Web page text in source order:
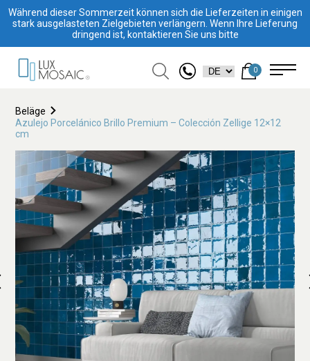
Während dieser Sommerzeit können sich die Lieferzeiten in einigen
stark ausgelasteten Zielgebieten verlängern. Wenn Ihre Lieferung
dringend ist, kontaktieren Sie uns bitte
0
Beläge
Azulejo Porcelánico Brillo Premium – Colección Zellige 12×12
cm